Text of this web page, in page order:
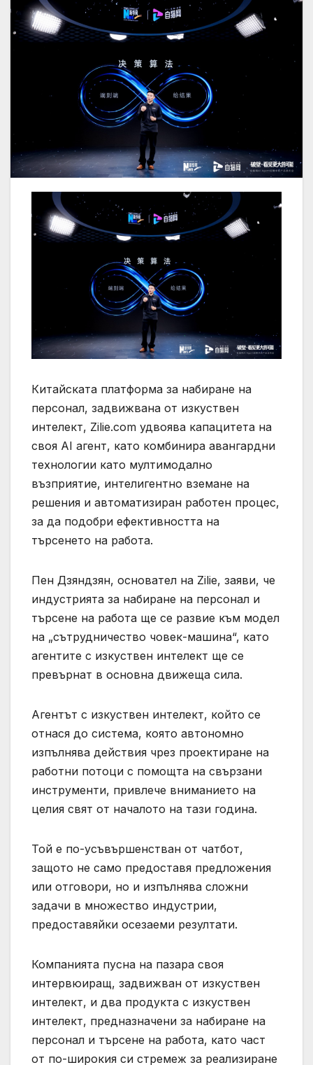
Китайската платформа за набиране на
персонал, задвижвана от изкуствен
интелект, Zilie.com удвоява капацитета на
своя AI агент, като комбинира авангардни
технологии като мултимодално
възприятие, интелигентно вземане на
решения и автоматизиран работен процес,
за да подобри ефективността на
търсенето на работа.
Пен Дзяндзян, основател на Zilie, заяви, че
индустрията за набиране на персонал и
търсене на работа ще се развие към модел
на „сътрудничество човек-машина“, като
агентите с изкуствен интелект ще се
превърнат в основна движеща сила.
Агентът с изкуствен интелект, който се
отнася до система, която автономно
изпълнява действия чрез проектиране на
работни потоци с помощта на свързани
инструменти, привлече вниманието на
целия свят от началото на тази година.
Той е по-усъвършенстван от чатбот,
защото не само предоставя предложения
или отговори, но и изпълнява сложни
задачи в множество индустрии,
предоставяйки осезаеми резултати.
Компанията пусна на пазара своя
интервюиращ, задвижван от изкуствен
интелект, и два продукта с изкуствен
интелект, предназначени за набиране на
персонал и търсене на работа, като част
от по-широкия си стремеж за реализиране